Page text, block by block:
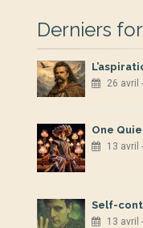
Derniers
26 avril
One
13 avril
Self-
13 avril